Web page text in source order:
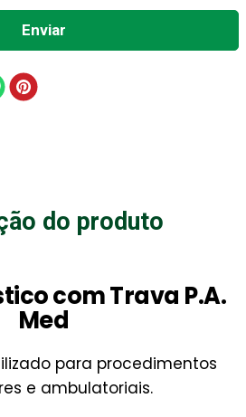
do produto
com Trava P.A.
Med
para procedimentos
e ambulatoriais.